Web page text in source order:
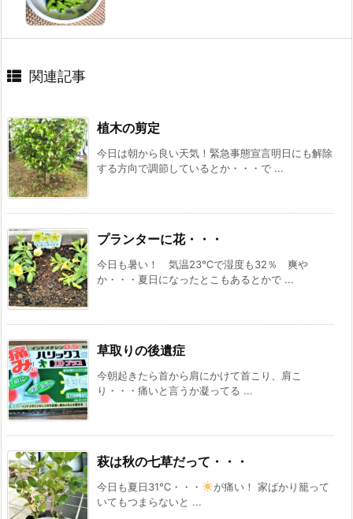
関連記事
植木の剪定
今日は朝から良い天気！緊急事態宣言明日にも解除
する方向で調節しているとか・・・で ...
プランターに花・・・
今日も暑い！ 気温23℃で湿度も32％ 爽や
か・・・夏日になったとこもあるとかで ...
草取りの後遺症
今朝起きたら首から肩にかけて首こり、肩こ
り・・・痛いと言うか凝ってる ...
萩は秋の七草だって・・・
今日も夏日31℃・・・
が痛い！ 家ばかり籠って
いてもつまらないと ...